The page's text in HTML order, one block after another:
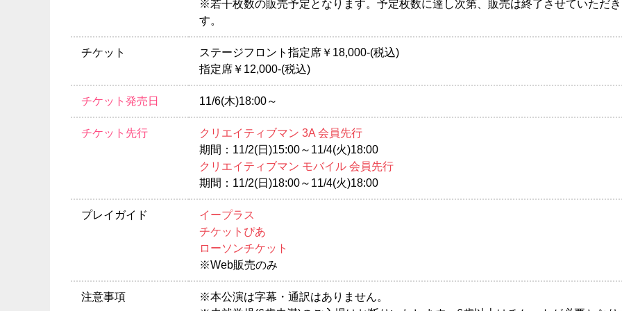
※若干枚数の販売予定となります。予定枚数に達し次第、販売は終了させていただ
す。
チケット
ステージフロント指定席￥18,000-(税込)
指定席￥12,000-(税込)
チケット発売日 11/6(木)18:00～
チケット先行
クリエイティブマン 3A 会員先行
期間：11/2(日)15:00～11/4(火)18:00
クリエイティブマン モバイル 会員先行
期間：11/2(日)18:00～11/4(火)18:00
プレイガイド
イープラス
チケットぴあ
ローソンチケット
※Web販売のみ
注意事項
※本公演は字幕・通訳はありません。